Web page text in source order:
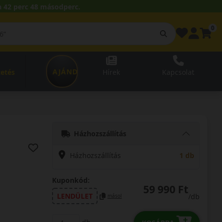
42 perc 47 másodperc.
AJÁNDÉKUTALVÁNY
Házhozszállítás
Házhozszállítás 1 db
Kuponkód:
LENDÜLET
másol 59 990 Ft
/db